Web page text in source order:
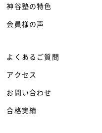
神谷塾の特色
会員様の声
よくあるご質問
アクセス
お問い合わせ
合格実績